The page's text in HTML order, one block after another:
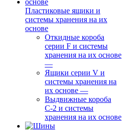
Пластиковые ящики и
системы хранения на их
основе
Откидные короба
серии F и системы
хранения на их основе
—
Ящики серии V и
системы хранения на
их основе —
Выдвижные короба
С-2 и системы
хранения на их основе